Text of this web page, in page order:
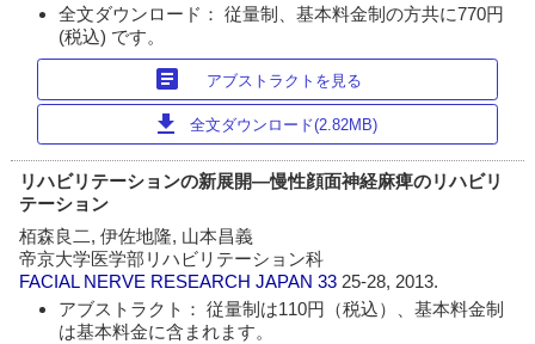
全文ダウンロード： 従量制、基本料金制の方共に770円
(税込) です。
article アブストラクトを見る
download 全文ダウンロード(2.82MB)
リハビリテーションの新展開―慢性顔面神経麻痺のリハビリ
テーション
栢森良二, 伊佐地隆, 山本昌義
帝京大学医学部リハビリテーション科
FACIAL NERVE RESEARCH JAPAN 33 25-28, 2013.
アブストラクト： 従量制は110円（税込）、基本料金制
は基本料金に含まれます。